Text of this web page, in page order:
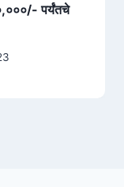
पर्यंतचे